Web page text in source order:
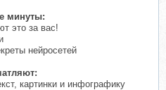
минуты:
это за вас!
нейросетей
картинки и инфографику